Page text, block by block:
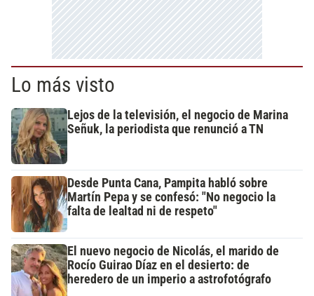
Lo más visto
Lejos de la televisión, el negocio de Marina
Señuk, la periodista que renunció a TN
Desde Punta Cana, Pampita habló sobre
Martín Pepa y se confesó: "No negocio la
falta de lealtad ni de respeto"
El nuevo negocio de Nicolás, el marido de
Rocío Guirao Díaz en el desierto: de
heredero de un imperio a astrofotógrafo